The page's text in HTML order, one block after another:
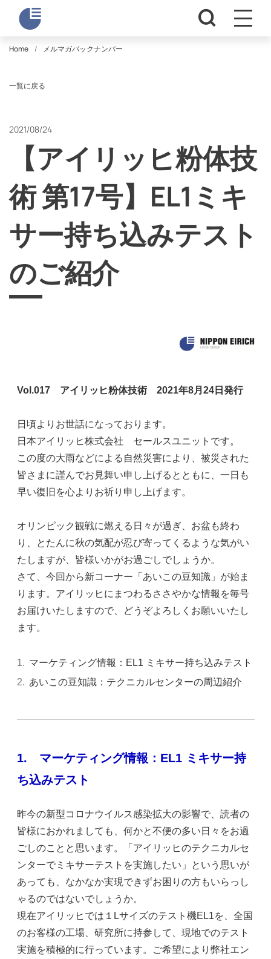
Home メルマガバックナンバー
一覧に戻る
2021/08/24
【アイリッヒ粉体技
術 第17号】EL1ミキ
サー持ち込みテスト
のご紹介
Vol.017 アイリッヒ粉体技術 2021年8月24日発行
日頃より お世話になっております。
日本アイリッヒ株式会社 セールスユニットです。
この度の大雨などによる自然災害により、被災された
皆さまに謹んでお見舞い申し上げるとともに、一日も
早い復旧を心よりお祈り申し上げます。
オリンピック観戦に燃える日々が過ぎ、お盆も終わ
り、とたんに秋の気配が忍び寄ってくるような気がい
たしますが、皆様いかがお過ごしでしょうか。
さて、今回から新コーナー「あいこの豆知識」が始ま
ります。アイリッヒにまつわるささやかな情報を毎号
お届けいたしますので、どうぞよろしくお願いいたし
ます。
マーケティング情報：EL1 ミキサー持ち込みテスト
あいこの豆知識：テクニカルセンターの周辺紹介
1.
マーケティング情報：EL1 ミキサー持
ち込みテスト
昨今の新型コロナウイルス感染拡大の影響で、読者の
皆様におかれましても、何かと不便の多い日々をお過
ごしのことと思います。「アイリッヒのテクニカルセ
ンターでミキサーテストを実施したい」という思いが
あっても、なかなか実現できずお困りの方もいらっし
ゃるのではないでしょうか。
現在アイリッヒでは１Lサイズのテスト機EL1を、全国
のお客様の工場、研究所に持参して、現地でのテスト
実施を積極的に行っています。ご希望により弊社エン